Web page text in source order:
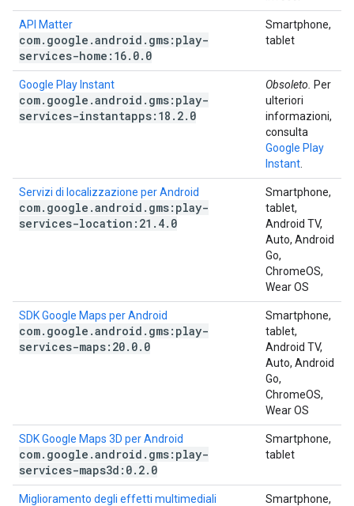
API Matter
com. google .android . gms:play-
services-home:16. 0. 0
Smartphone,
tablet
Google Play Instant
com. google .android . gms:play-
services-instantapps:18 . 2. 0
Obsoleto.
Per
ulteriori
informazioni,
consulta
Google Play
Instant
Servizi di localizzazione per Android
com. google .android . gms:play-
services-location:21 . 4. 0
Smartphone,
tablet,
Android TV,
Auto, Android
Go,
ChromeOS,
Wear OS
SDK Google Maps per Android
com. google .android . gms:play-
services-maps:20. 0. 0
Smartphone,
tablet,
Android TV,
Auto, Android
Go,
ChromeOS,
Wear OS
SDK Google Maps 3D per Android
com. google .android . gms:play-
services-maps3d:0. 2. 0
Smartphone,
tablet
Miglioramento degli effetti multimediali
Smartphone,